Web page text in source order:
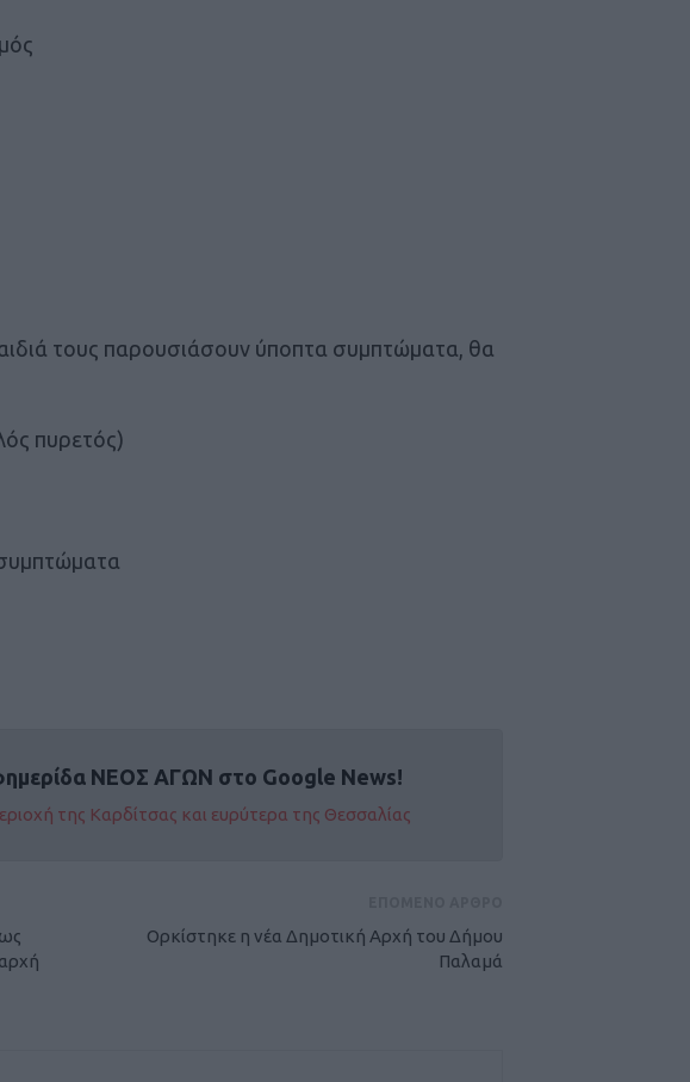
τους παρουσιάσουν ύποπτα συμπτώματα, θα
πυρετός)
ΝΕΟΣ ΑΓΩΝ στο Google News!
της Καρδίτσας και ευρύτερα της Θεσσαλίας
Ορκίστηκε η νέα Δημοτική Αρχή του Δήμου
Παλαμά